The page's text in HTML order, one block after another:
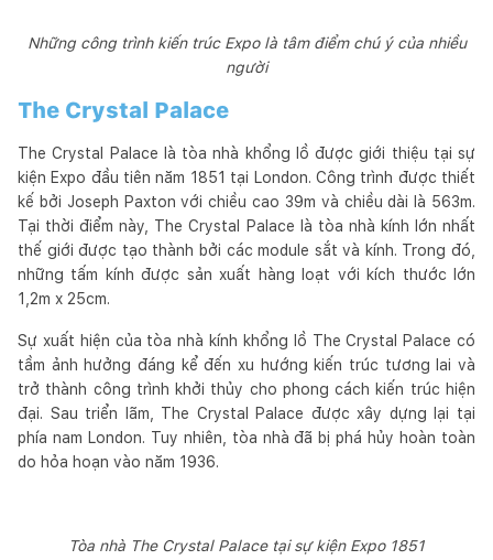
Những công trình kiến trúc Expo là tâm điểm chú ý của nhiều
người
The Crystal Palace
The Crystal Palace là tòa nhà khổng lồ được giới thiệu tại sự
kiện Expo đầu tiên năm 1851 tại London. Công trình được thiết
kế bởi Joseph Paxton với chiều cao 39m và chiều dài là 563m.
Tại thời điểm này, The Crystal Palace là tòa nhà kính lớn nhất
thế giới được tạo thành bởi các module sắt và kính. Trong đó,
những tấm kính được sản xuất hàng loạt với kích thước lớn
1,2m x 25cm.
Sự xuất hiện của tòa nhà kính khổng lồ The Crystal Palace có
tầm ảnh hưởng đáng kể đến xu hướng kiến trúc tương lai và
trở thành công trình khởi thủy cho phong cách kiến trúc hiện
đại. Sau triển lãm, The Crystal Palace được xây dựng lại tại
phía nam London. Tuy nhiên, tòa nhà đã bị phá hủy hoàn toàn
do hỏa hoạn vào năm 1936.
Tòa nhà The Crystal Palace tại sự kiện Expo 1851